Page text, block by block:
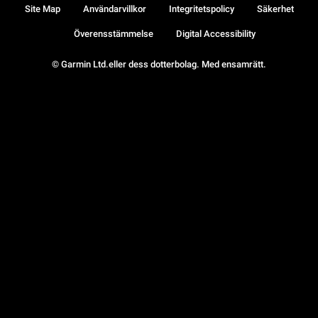
© Garmin Ltd.eller dess dotterbolag. Med ensamrätt.
Site Map Användarvillkor Integritetspolicy Säkerhet
Överensstämmelse Digital Accessibility